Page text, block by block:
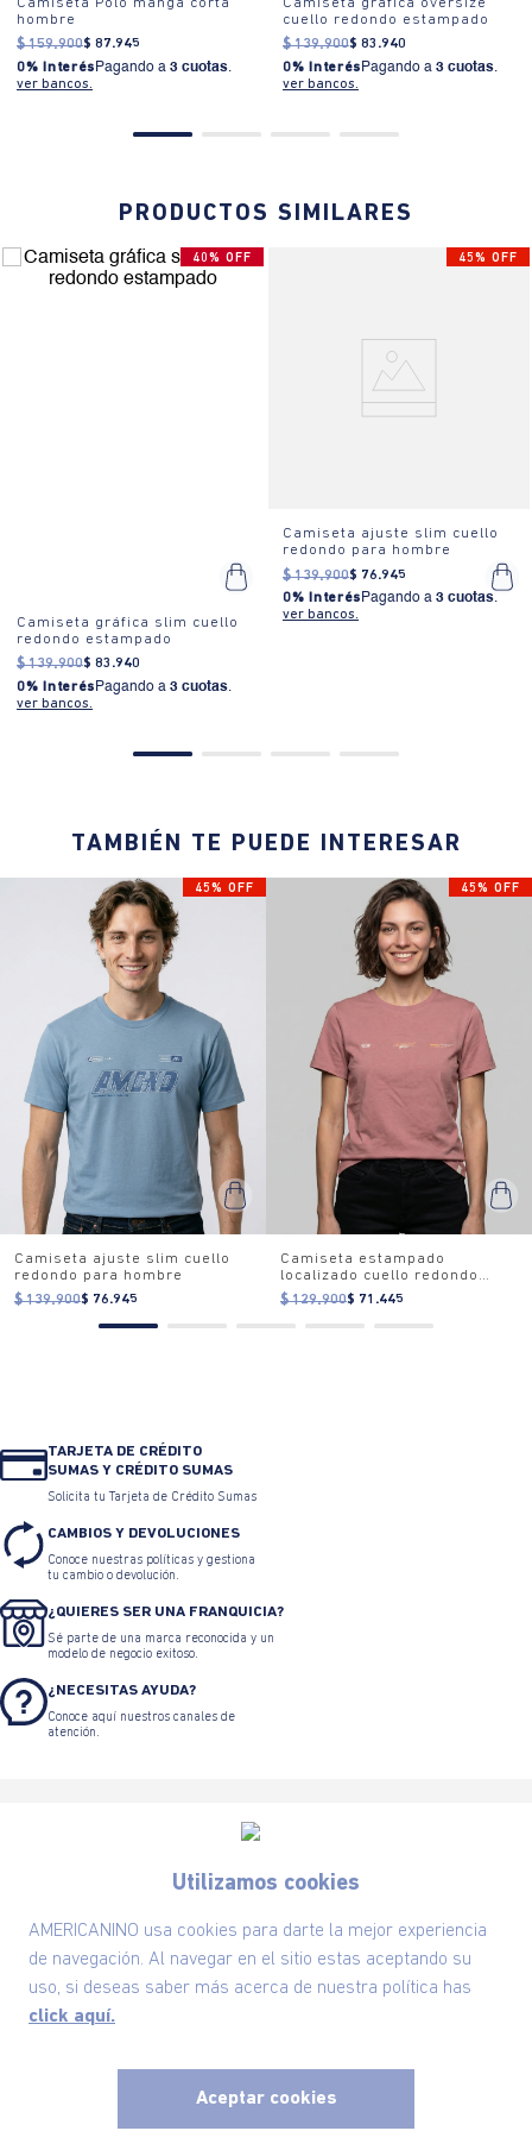
Utilizamos cookies
AMERICANINO usa cookies para darte la mejor experiencia
de navegación. Al navegar en el sitio estas aceptando su
uso, si deseas saber más acerca de nuestra política has
click aquí.
Aceptar cookies
hombre
$ 159.900$ 87.945
0% Interés Pagando a 3 cuotas.
ver bancos.
cuello redondo estampado
$ 139.900$ 83 .940
0% Interés Pagando a 3 cuotas.
ver bancos.
PRODUCTOS SIMILARES
40% OFF
Camiseta gráfica slim cuello
redondo estampado
$ 139.900$ 83 .940
0% Interés Pagando a 3 cuotas.
ver bancos.
45% OFF
Camiseta ajuste slim cuello
redondo para hombre
$ 139.900$ 76.945
0% Interés Pagando a 3 cuotas.
ver bancos.
TAMBIÉN TE PUEDE INTERESAR
45% OFF
Camiseta ajuste slim cuello
redondo para hombre
$ 139.900$ 76.945
45% OFF
Camiseta estampado
localizado cuello redondo
para mujer
$ 129.900$ 71.445
TARJETA DE CRÉDITO
SUMAS Y CRÉDITO SUMAS
Solicita tu Tarjeta de Crédito Sumas
CAMBIOS Y DEVOLUCIONES
Conoce nuestras políticas y gestiona
tu cambio o devolución.
¿QUIERES SER UNA FRANQUICIA?
Sé parte de una marca reconocida y un
modelo de negocio exitoso.
¿NECESITAS AYUDA?
Conoce aquí nuestros canales de
atención.
Suscríbete ahora nuestro Newsletter y recibe
las ofertas exclusivas y lo último en moda
SUSCRÍBETE AHORA